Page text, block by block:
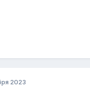
2023